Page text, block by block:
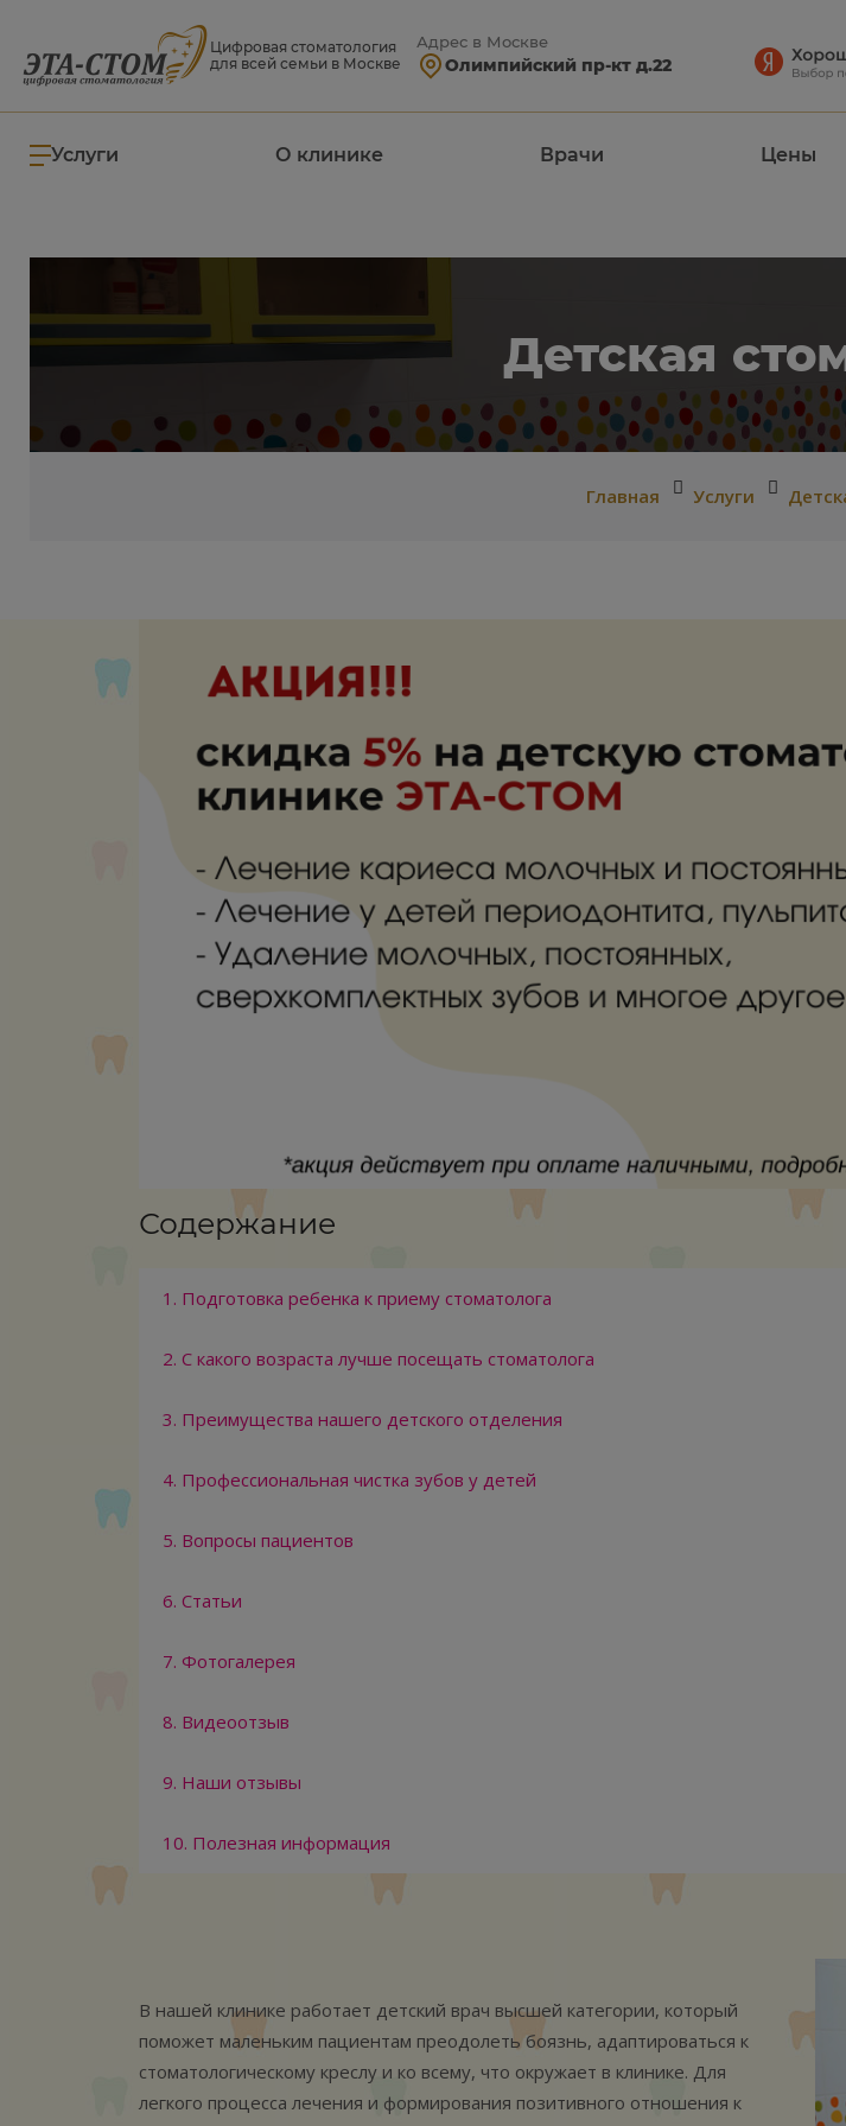
Цифровая стоматология
для всей семьи в Москве
Адрес в Москве
Олимпийский пр-кт д.22
Услуги О клинике Врачи Цены
Детская
Главная Услуги
Содержание
1. Подготовка ребенка к приему стоматолога
2. С какого возраста лучше посещать стоматолога
3. Преимущества нашего детского отделения
4. Профессиональная чистка зубов у детей
5. Вопросы пациентов
6. Статьи
7. Фотогалерея
8. Видеоотзыв
9. Наши отзывы
10. Полезная информация
В нашей клинике работает детский врач высшей категории, который
поможет маленьким пациентам преодолеть боязнь, адаптироваться к
стоматологическому креслу и ко всему, что окружает в клинике. Для
легкого процесса лечения и формирования позитивного отношения к